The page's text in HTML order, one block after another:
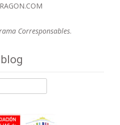
Corresponsables.